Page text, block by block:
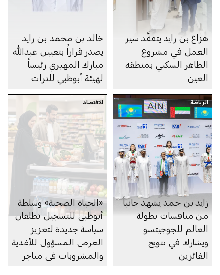
هزاع بن زايد يتفقَّد سير
العمل في مشروع
الظاهر السكني بمنطقة
العين
خالد بن محمد بن زايد
يصدر قراراً بتعيين عبدالله
مبارك المهيري رئيساً
لهيئة أبوظبي للتراث
الرياضة
زايد بن حمد يشهد جانباً
من منافسات بطولة
العالم للجوجيتسو
ويشارك في تتويج
الفائزين
الاقتصاد
«الحياة الصحية» وسلطة
أبوظبي للتسجيل تطلقان
سياسة جديدة لتعزيز
العرض المسؤول للأغذية
والمشروبات في متاجر